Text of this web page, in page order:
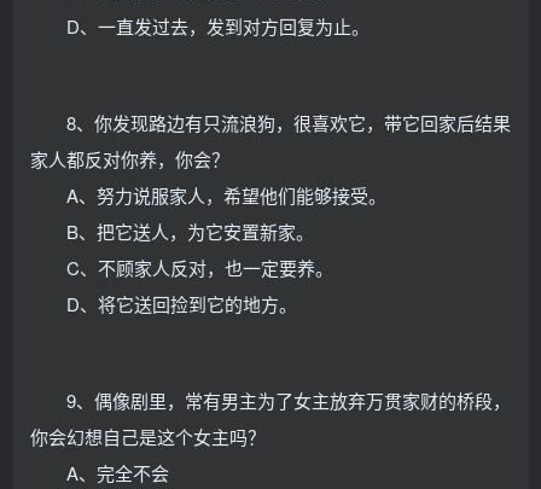
D、一直发过去，发到对方回复为止。
8、你发现路边有只流浪狗，很喜欢它，带它回家后结果
家人都反对你养，你会？
A、努力说服家人，希望他们能够接受。
B、把它送人，为它安置新家。
C、不顾家人反对，也一定要养。
D、将它送回捡到它的地方。
9、偶像剧里，常有男主为了女主放弃万贯家财的桥段，
你会幻想自己是这个女主吗？
A、完全不会